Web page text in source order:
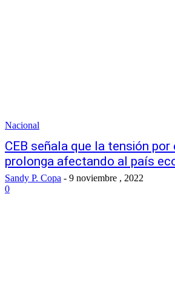
Nacional
CEB señala que la tensión por
prolonga afectando al país
Sandy P. Copa - 9 noviembre , 2022
0